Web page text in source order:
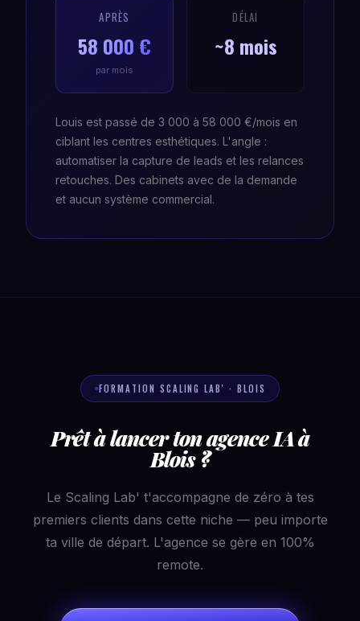
APRÈS
58 000 €
par mois
DÉLAI
~8 mois
Louis est passé de 3 000 à 58 000 €/mois en
ciblant les centres esthétiques. L'angle :
automatiser la capture de leads et les relances
retouches. Des cabinets avec de la demande
et aucun système commercial.
FORMATION SCALING LAB' · BLOIS
Prêt à lancer ton agence IA à
Blois ?
Le Scaling Lab' t'accompagne de zéro à tes
premiers clients dans cette niche — peu importe
ta ville de départ. L'agence se gère en 100%
remote.